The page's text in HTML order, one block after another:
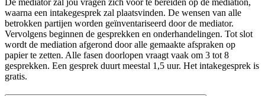
waarna een intakegesprek zal plaatsvinden. De wensen van alle
betrokken partijen worden geïnventariseerd door de mediator.
Vervolgens beginnen de gesprekken en onderhandelingen. Tot slot
wordt de mediation afgerond door alle gemaakte afspraken op
papier te zetten. Alle fasen doorlopen vraagt vaak om 3 tot 8
gesprekken. Een gesprek duurt meestal 1,5 uur. Het intakegesprek is
gratis.